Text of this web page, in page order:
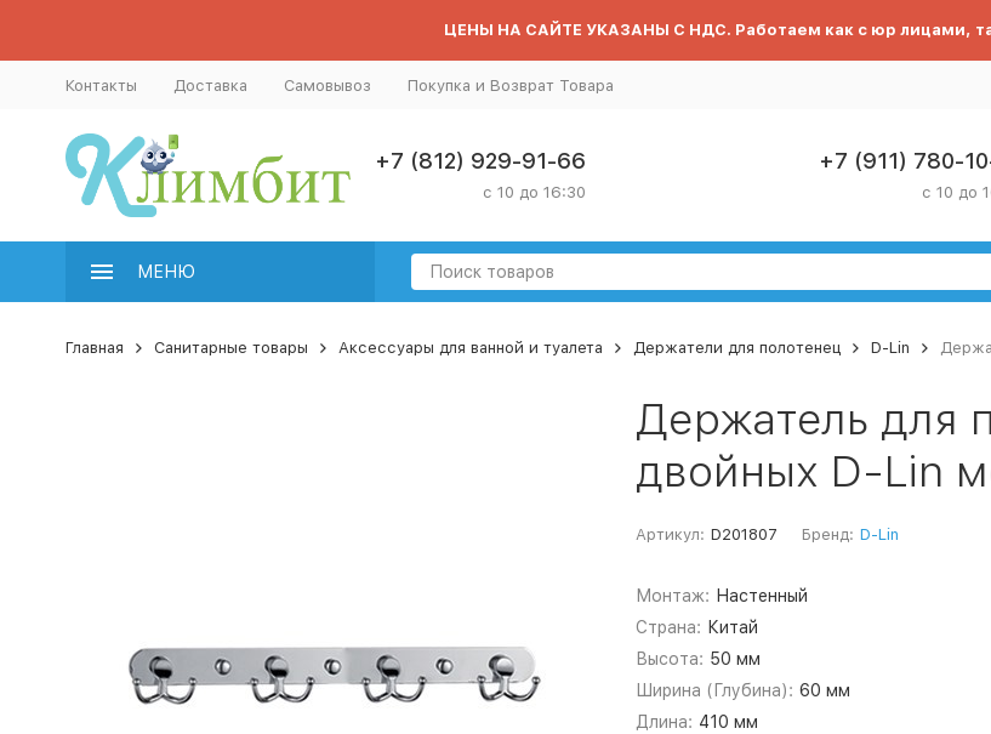
ЦЕНЫ НА САЙТЕ УКАЗАНЫ С НДС. Работаем как с юр лицами,
Контакты Доставка Самовывоз Покупка и Возврат Товара
+7 (812) 929-91-66
с 10 до 16:30
+7 (911) 780-
с 10 до
МЕНЮ
Главная Санитарные товары Аксессуары для ванной и туалета Держатели для полотенец D-Lin
Держатель для
двойных D-Lin
Артикул: D201807 Бренд: D-Lin
Монтаж: Настенный
Страна: Китай
Высота: 50 мм
Ширина (Глубина): 60 мм
Длина: 410 мм